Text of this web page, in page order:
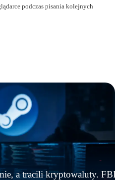
podczas pisania kolejnych
a tracili kryptowaluty. FBI